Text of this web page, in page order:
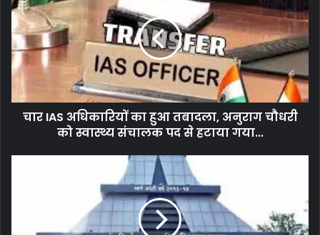
चार IAS अधिकारियों का हुआ तबादला, अनुराग चौधरी
को स्वास्थ्य संचालक पद से हटाया गया...